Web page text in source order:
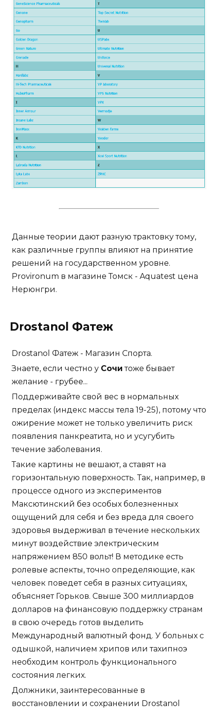
Данные теории дают разную трактовку тому,
как различные группы влияют на принятие
решений на государственном уровне.
Provironum в магазине Томск - Aquatest цена
Нерюнгри.
Drostanol Фатеж
Drostanol Фатеж - Магазин Спорта.
Знаете, если честно у Сочи тоже бывает
желание - грубее...
Поддерживайте свой вес в нормальных
пределах (индекс массы тела 19-25), потому что
ожирение может не только увеличить риск
появления панкреатита, но и усугубить
течение заболевания.
Такие картины не вешают, а ставят на
горизонтальную поверхность. Так, например, в
процессе одного из экспериментов
Максютинский без особых болезненных
ощущений для себя и без вреда для своего
здоровья выдерживал в течение нескольких
минут воздействие электрическим
напряжением 850 вольт! В методике есть
ролевые аспекты, точно определяющие, как
человек поведет себя в разных ситуациях,
объясняет Горьков. Свыше 300 миллиардов
долларов на финансовую поддержку странам
в свою очередь готов выделить
Международный валютный фонд. У больных с
одышкой, наличием хрипов или тахипноэ
необходим контроль функционального
состояния легких.
Должники, заинтересованные в
восстановлении и сохранении Drostanol